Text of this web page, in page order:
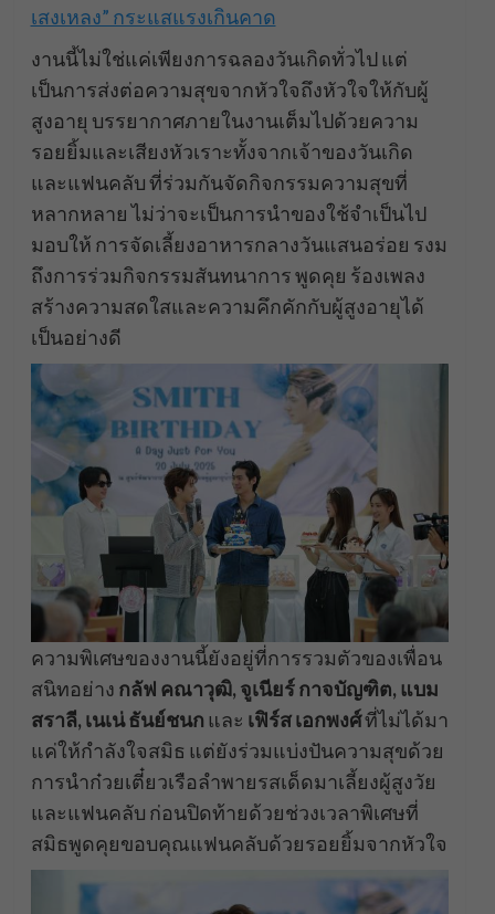
เสงเหลง” กระแสแรงเกินคาด
งานนี้ไม่ใช่แค่เพียงการฉลองวันเกิดทั่วไป แต่
เป็นการส่งต่อความสุขจากหัวใจถึงหัวใจให้กับผู้
สูงอายุ บรรยากาศภายในงานเต็มไปด้วยความ
รอยยิ้มและเสียงหัวเราะทั้งจากเจ้าของวันเกิด
และแฟนคลับ ที่ร่วมกันจัดกิจกรรมความสุขที่
หลากหลาย ไม่ว่าจะเป็นการนำของใช้จำเป็นไป
มอบให้ การจัดเลี้ยงอาหารกลางวันแสนอร่อย รงม
ถึงการร่วมกิจกรรมสันทนาการ พูดคุย ร้องเพลง
สร้างความสดใสและความคึกคักกับผู้สูงอายุได้
เป็นอย่างดี
ความพิเศษของงานนี้ยังอยู่ที่การรวมตัวของเพื่อน
สนิทอย่าง กลัฟ คณาวุฒิ, จูเนียร์ กาจบัญฑิต, แบม
สราลี, เนเน่ ธันย์ชนก และ เฟิร์ส เอกพงศ์ที่ไม่ได้มา
แค่ให้กำลังใจสมิธ แต่ยังร่วมแบ่งปันความสุขด้วย
การนำก๋วยเตี๋ยวเรือลำพายรสเด็ดมาเลี้ยงผู้สูงวัย
และแฟนคลับ ก่อนปิดท้ายด้วยช่วงเวลาพิเศษที่
สมิธพูดคุยขอบคุณแฟนคลับด้วยรอยยิ้มจากหัวใจ